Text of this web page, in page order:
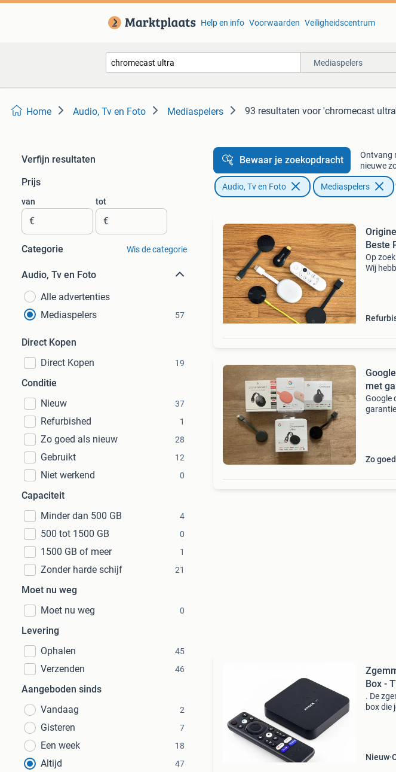
Help en info Voorwaarden Veiligheidscentrum
Mediaspelers
Home Audio, Tv en Foto Mediaspelers 93 resultaten voor 'chromecast ultra'
Verfijn resultaten
Prijs
van
€
tot
€
Categorie Wis de categorie
Audio, Tv en Foto
Alle advertenties
Mediaspelers
57
Direct Kopen
Direct Kopen
19
Conditie
Nieuw
37
Refurbished 1
Zo goed als nieuw 28
Gebruikt 12
Niet werkend 0
Capaciteit
Minder dan 500 GB
4
500 tot 1500 GB 0
1500 GB of meer 1
Zonder harde schijf 21
Moet nu weg
Moet nu weg
0
Levering
Ophalen
45
Verzenden 46
Aangeboden sinds
Vandaag
2
Gisteren 7
Een week 18
Altijd 47
Bewaar je zoekopdracht
Ontvang
nieuwe
Audio, Tv en Foto Mediaspelers
Beste
Op
Wij
met
Google
Zo
Box -
. De
box die
Nieuw